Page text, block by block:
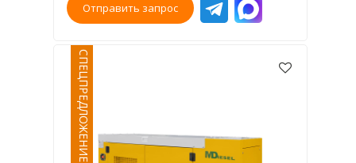
Отправить запрос
СПЕЦПРЕДЛОЖЕНИЕ